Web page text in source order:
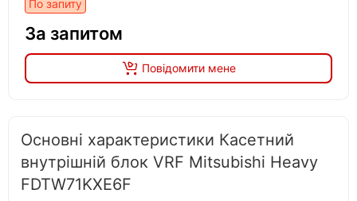
По запиту
За запитом
Повідомити мене
Основні характеристики Касетний
внутрішній блок VRF Mitsubishi Heavy
FDTW71KXE6F